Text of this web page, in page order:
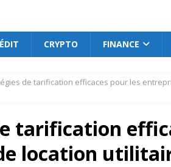
CRYPTO FINANCE
de tarification efficaces pour les
tarification
location